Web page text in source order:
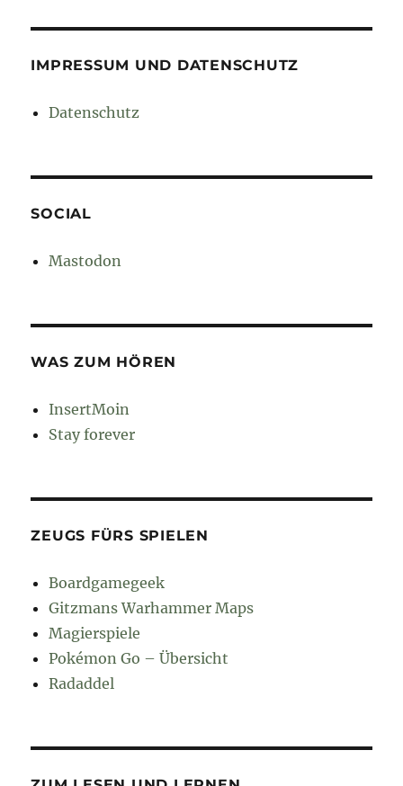
IMPRESSUM UND DATENSCHUTZ
Datenschutz
SOCIAL
Mastodon
WAS ZUM HÖREN
InsertMoin
Stay forever
ZEUGS FÜRS SPIELEN
Boardgamegeek
Gitzmans Warhammer Maps
Magierspiele
Pokémon Go – Übersicht
Radaddel